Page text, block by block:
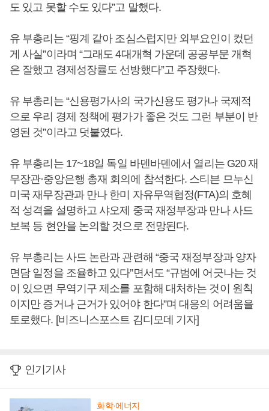
도 있고 못할 수도 있다”고 말했다.
유 부총리는 “핑계 같아 조심스럽지만 외부요인이 컸던
게 사실”이라며 “그래도 4대개혁 가운데 공공부문 개혁
은 잘했고 경제성장률도 선방했다”고 주장했다.
유 부총리는 “신용평가사의 국가신용도 평가나 국제적
으로 우리 경제 정책에 평가가 좋은 것도 그런 부분이 반
영된 것”이라고 덧붙였다.
유 부총리는 17~18일 독일 바덴바덴에서 열리는 G20 재
무장관·중앙은행 총재 회의에 참석한다. 스티븐 므누신
미국 재무장관과 만나 한미 자유무역협정(FTA)의 호혜
적 성격을 설명하고 샤오제 중국 재정부장과 만나 사드
보복 등 현안을 논의할 것으로 전망된다.
유 부총리는 사드 논란과 관련해 “중국 재정부장과 양자
면담 일정을 조율하고 있다”면서도 “규범에 어긋나는 것
이 있으면 무역기구 제소를 포함해 대처하는 것이 원칙
이지만 증거나 근거가 있어야 한다”며 대응의 어려움을
토로했다. [비즈니스포스트 김디모데 기자]
인기기사
화학·에너지